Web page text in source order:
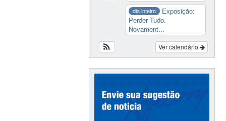
dia inteiro
Exposição:
Perder Tudo.
Novament...
Ver calendário